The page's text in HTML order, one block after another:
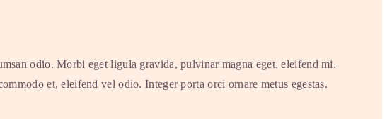
odio. Morbi eget ligula gravida, pulvinar magna eget, eleifend mi.
et, eleifend vel odio. Integer porta orci ornare metus egestas.